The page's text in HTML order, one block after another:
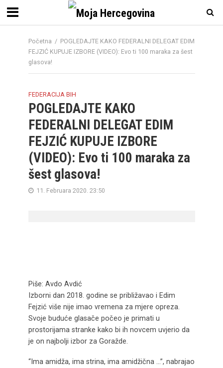
Početna / POGLEDAJTE KAKO FEDERALNI DELEGAT EDIM
FEJZIĆ KUPUJE IZBORE (VIDEO): Evo ti 100 maraka za šest
glasova!
FEDERACIJA BIH
POGLEDAJTE KAKO
FEDERALNI DELEGAT EDIM
FEJZIĆ KUPUJE IZBORE
(VIDEO): Evo ti 100 maraka za
šest glasova!
11. Februara 2020. 23:50
Piše: Avdo Avdić
Izborni dan 2018. godine se približavao i Edim
Fejzić više nije imao vremena za mjere opreza.
Svoje buduće glasače počeo je primati u
prostorijama stranke kako bi ih novcem uvjerio da
je on najbolji izbor za Goražde.
“Ima amidža, ima strina, ima amidžična …”, nabrajao